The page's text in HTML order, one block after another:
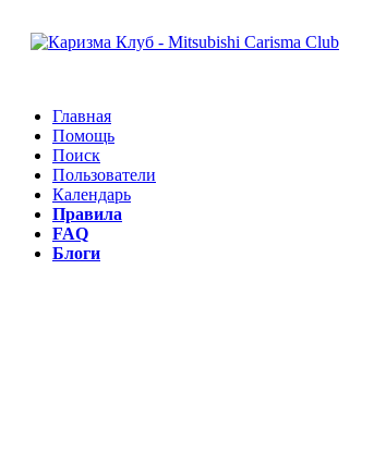
Главная
Помощь
Поиск
Пользователи
Календарь
Правила
FAQ
Блоги